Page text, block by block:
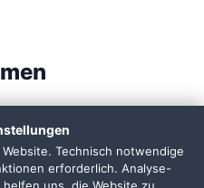
Ihre wichtigsten
Technisch notwendige
erforderlich. Analyse-